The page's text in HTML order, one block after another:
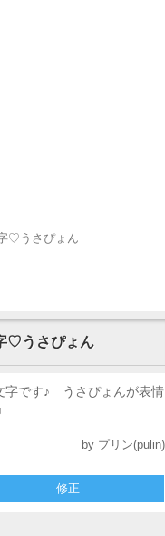
♡うさぴょん
字です♪ うさぴょんが表情
by プリン(pulin)
修正